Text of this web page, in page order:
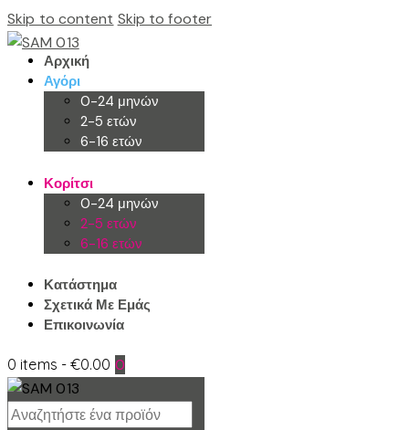
Skip to content Skip to footer
Αρχική
Αγόρι
0-24 μηνών
2-5 ετών
6-16 ετών
Κορίτσι
0-24 μηνών
2-5 ετών
6-16 ετών
Κατάστημα
Σχετικά Με Εμάς
Επικοινωνία
0 items -€0.00 0